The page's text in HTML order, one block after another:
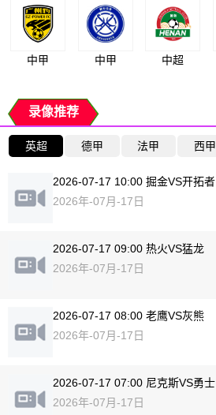
中甲 中甲 中超
录像推荐
英超 德甲 法甲 西甲
2026-07-17 10:00 掘金VS开拓者
2026年-07月-17日
2026-07-17 09:00 热火VS猛龙
2026年-07月-17日
2026-07-17 08:00 老鹰VS灰熊
2026年-07月-17日
2026-07-17 07:00 尼克斯VS勇士
2026年-07月-17日